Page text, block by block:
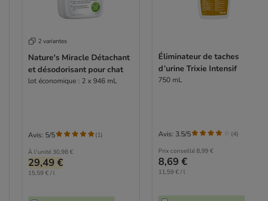
2 variantes
Nature's Miracle Détachant
et désodorisant pour chat
lot économique : 2 x 946 mL
À l'unité 30,98 €
29,49 €
15,59 € / l
Avis: 5/5 (1)
Éliminateur de taches
d’urine Trixie Intensif
750 mL
Prix conseillé 8,99 €
8,69 €
11,59 € / l
Avis: 3.5/5 (4)